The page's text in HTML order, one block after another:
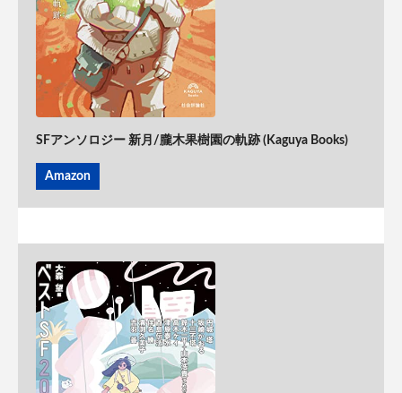
SFアンソロジー 新月/朧木果樹園の軌跡 (Kaguya Books)
Amazon